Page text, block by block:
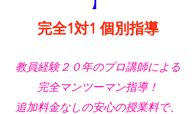
完全1対1 個別指導
教員経験２０年のプロ講師による
完全マンツーマン指導！
追加料金なしの安心の授業料で、